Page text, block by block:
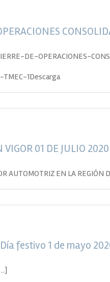
DE-OPERACIONES-
1Descarga
01 DE JULIO 2020
AUTOMOTRIZ EN LA REGIÓN
festivo 1 de mayo